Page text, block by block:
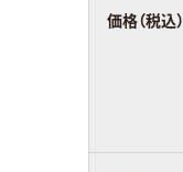
価格（税込）